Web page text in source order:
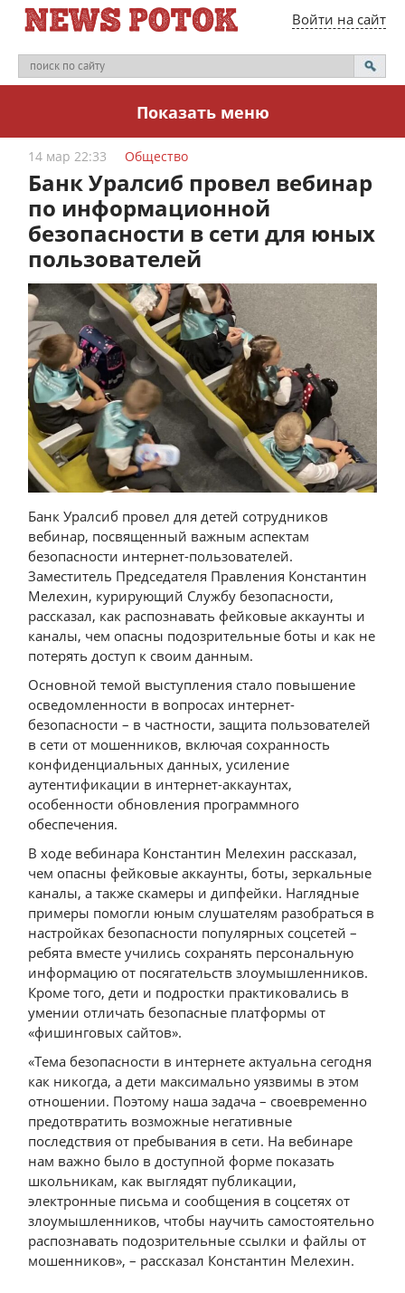
Войти на сайт
Показать меню
14 мар 22:33 Общество
Банк Уралсиб провел вебинар
по информационной
безопасности в сети для юных
пользователей
Банк Уралсиб провел для детей сотрудников
вебинар, посвященный важным аспектам
безопасности интернет-пользователей.
Заместитель Председателя Правления Константин
Мелехин, курирующий Службу безопасности,
рассказал, как распознавать фейковые аккаунты и
каналы, чем опасны подозрительные боты и как не
потерять доступ к своим данным.
Основной темой выступления стало повышение
осведомленности в вопросах интернет-
безопасности – в частности, защита пользователей
в сети от мошенников, включая сохранность
конфиденциальных данных, усиление
аутентификации в интернет-аккаунтах,
особенности обновления программного
обеспечения.
В ходе вебинара Константин Мелехин рассказал,
чем опасны фейковые аккаунты, боты, зеркальные
каналы, а также скамеры и дипфейки. Наглядные
примеры помогли юным слушателям разобраться в
настройках безопасности популярных соцсетей –
ребята вместе учились сохранять персональную
информацию от посягательств злоумышленников.
Кроме того, дети и подростки практиковались в
умении отличать безопасные платформы от
«фишинговых сайтов».
«Тема безопасности в интернете актуальна сегодня
как никогда, а дети максимально уязвимы в этом
отношении. Поэтому наша задача – своевременно
предотвратить возможные негативные
последствия от пребывания в сети. На вебинаре
нам важно было в доступной форме показать
школьникам, как выглядят публикации,
электронные письма и сообщения в соцсетях от
злоумышленников, чтобы научить самостоятельно
распознавать подозрительные ссылки и файлы от
мошенников», – рассказал Константин Мелехин.